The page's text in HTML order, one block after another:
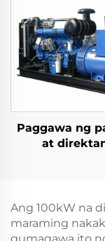
Paggawa ng
at
generator
Ang 100kW na
maraming